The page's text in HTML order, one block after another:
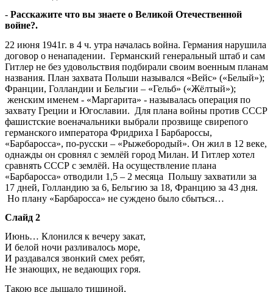
- Расскажите что вы знаете о Великой Отечественной
войне?.
22 июня 1941г. в 4 ч. утра началась война. Германия нарушила
договор о ненападении. Германский генеральный штаб и сам
Гитлер не без удовольствия подбирали своим военным планам
названия. План захвата Польши назывался «Вейс» («Белый»);
Франции, Голландии и Бельгии – «Гельб» («Жёлтый»);
женским именем - «Маргарита» - называлась операция по
захвату Греции и Югославии. Для плана войны против СССР
фашистские военачальники выбрали прозвище свирепого
германского императора Фридриха I Барбароссы,
«Барбаросса», по-русски – «Рыжебородый». Он жил в 12 веке,
однажды он сровнял с землёй город Милан. И Гитлер хотел
сравнять СССР с землёй. На осуществление плана
«Барбаросса» отводили 1,5 – 2 месяца Польшу захватили за
17 дней, Голландию за 6, Бельгию за 18, Францию за 43 дня.
Но плану «Барбаросса» не суждено было сбыться…
Слайд 2
Июнь… Клонился к вечеру закат,
И белой ночи разливалось море,
И раздавался звонкий смех ребят,
Не знающих, не ведающих горя.
Такою все дышало тишиной,